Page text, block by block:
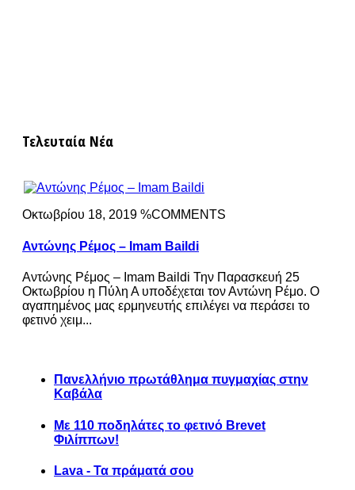
Τελευταία Νέα
Οκτωβρίου 18, 2019 %COMMENTS
Αντώνης Ρέμος – Imam Baildi
Αντώνης Ρέμος – Imam Baildi Την Παρασκευή 25
Οκτωβρίου η Πύλη Α υποδέχεται τον Αντώνη Ρέμο. Ο
αγαπημένος μας ερμηνευτής επιλέγει να περάσει το
φετινό χειμ...
Πανελλήνιο πρωτάθλημα πυγμαχίας στην
Καβάλα
Με 110 ποδηλάτες το φετινό Brevet
Φιλίππων!
Lava - Τα πράματά σου